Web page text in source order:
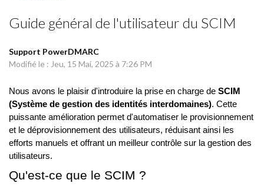
Guide général de l'utilisateur du SCIM
Support PowerDMARC
Modifié le : Jeu, 15 Mai, 2025 à 7:26 PM
Nous avons le plaisir d'introduire la prise en charge de SCIM
(Système de gestion des identités interdomaines). Cette
puissante amélioration permet d'automatiser le provisionnement
et le déprovisionnement des utilisateurs, réduisant ainsi les
efforts manuels et offrant un meilleur contrôle sur la gestion des
utilisateurs.
Qu'est-ce que le SCIM ?